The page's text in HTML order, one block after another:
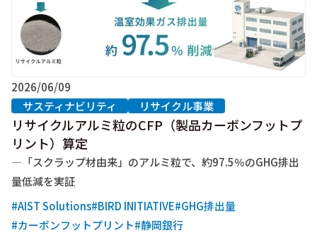
2026/06/09
サスティナビリティ
リサイクル事業
リサイクルアルミ粒のCFP（製品カーボンフットプ
リント）算定
―「スクラップ材由来」のアルミ粒で、約97.5％のGHG排出
量低減を実証
#AIST Solutions#BIRD INITIATIVE#GHG排出量
#カーボンフットプリント#静岡銀行